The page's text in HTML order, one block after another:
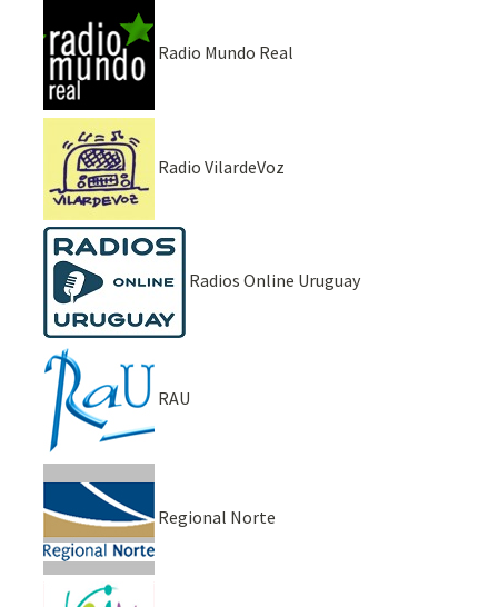
Radio Mundo Real
Radio VilardeVoz
Radios Online Uruguay
RAU
Regional Norte